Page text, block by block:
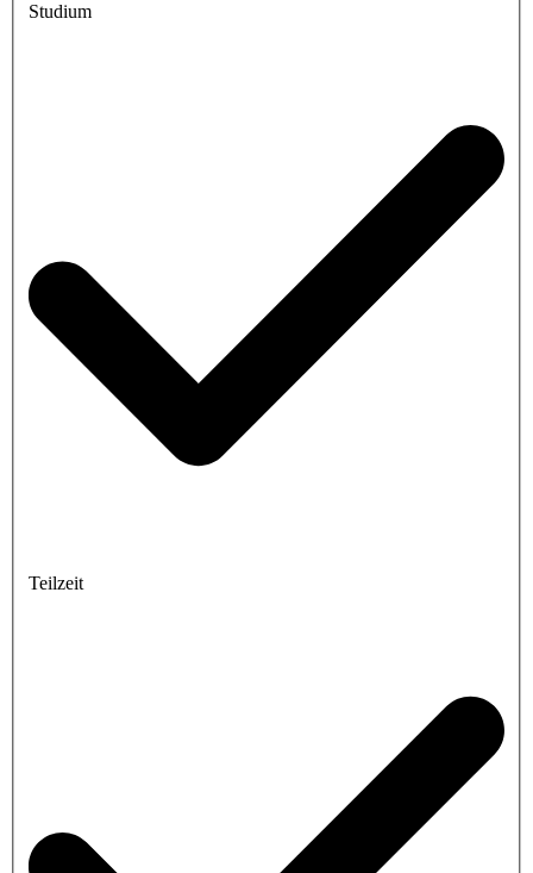
Studium
Teilzeit